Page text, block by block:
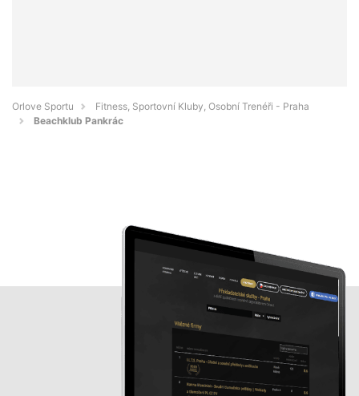
Orlove Sportu
Fitness, Sportovní Kluby, Osobní Trenéři - Praha
Beachklub Pankrác